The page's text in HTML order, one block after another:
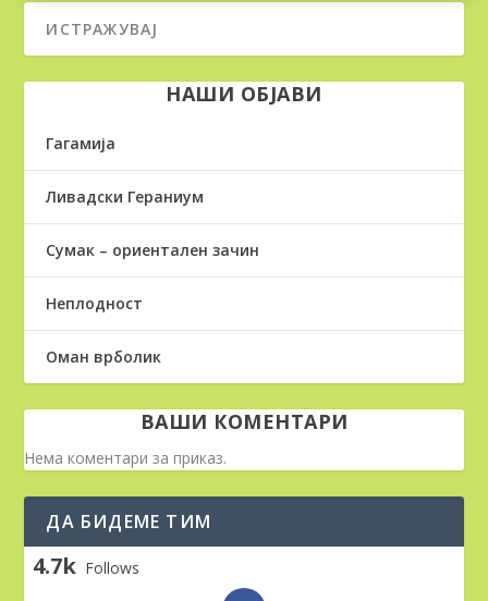
НАШИ ОБЈАВИ
Гагамија
Ливадски Гераниум
Сумак – ориентален зачин
Неплодност
Оман врболик
ВАШИ КОМЕНТАРИ
Нема коментари за приказ.
ДА БИДЕМЕ ТИМ
4.7k Follows